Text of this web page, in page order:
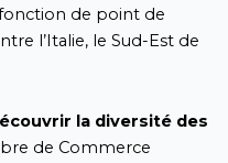
de point de
l’Italie, le Sud-Est de
la diversité des
de Commerce